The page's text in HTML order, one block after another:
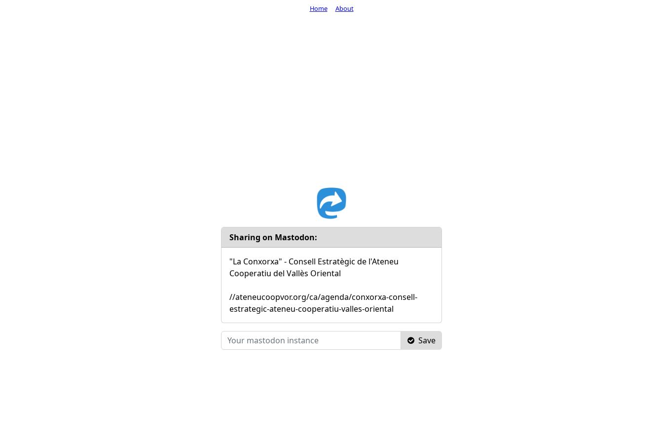
Sharing on Mastodon:
"La Conxorxa" - Consell Estratègic de l'Ateneu
Cooperatiu del Vallès Oriental
//ateneucoopvor.org/ca/agenda/conxorxa-consell-
estrategic-ateneu-cooperatiu-valles-oriental
Save
Home About